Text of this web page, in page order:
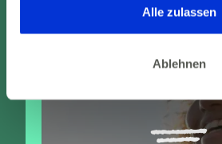
die gegebenenfalls für die
werden.
Alle zulassen
Ablehnen